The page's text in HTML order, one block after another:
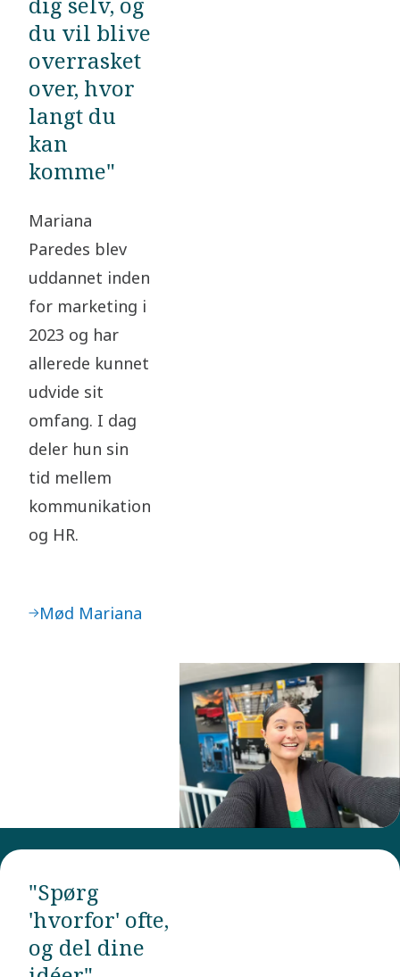
du vil blive
overrasket
over, hvor
langt du
kan
komme"
Mariana
Paredes blev
uddannet inden
for marketing i
2023 og har
allerede kunnet
udvide sit
omfang. I dag
deler hun sin
tid mellem
kommunikation
og HR.
Mød Mariana
"Spørg
'hvorfor' ofte,
og del dine